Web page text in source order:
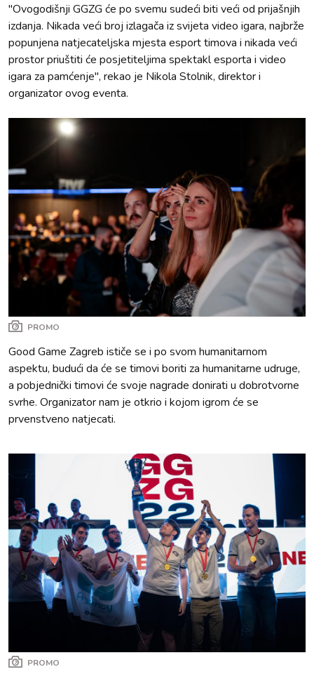
"Ovogodišnji GGZG će po svemu sudeći biti veći od prijašnjih
izdanja. Nikada veći broj izlagača iz svijeta video igara, najbrže
popunjena natjecateljska mjesta esport timova i nikada veći
prostor priuštiti će posjetiteljima spektakl esporta i video
igara za pamćenje", rekao je Nikola Stolnik, direktor i
organizator ovog eventa.
PROMO
Good Game Zagreb ističe se i po svom humanitarnom
aspektu, budući da će se timovi boriti za humanitarne udruge,
a pobjednički timovi će svoje nagrade donirati u dobrotvorne
svrhe. Organizator nam je otkrio i kojom igrom će se
prvenstveno natjecati.
PROMO